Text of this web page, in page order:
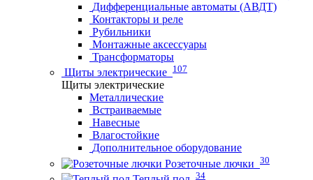
Дифференциальные автоматы (АВДТ)
Контакторы и реле
Рубильники
Монтажные аксессуары
Трансформаторы
Щиты электрические 107
Щиты электрические
Металлические
Встраиваемые
Навесные
Влагостойкие
Дополнительное оборудование
Розеточные лючки 30
34